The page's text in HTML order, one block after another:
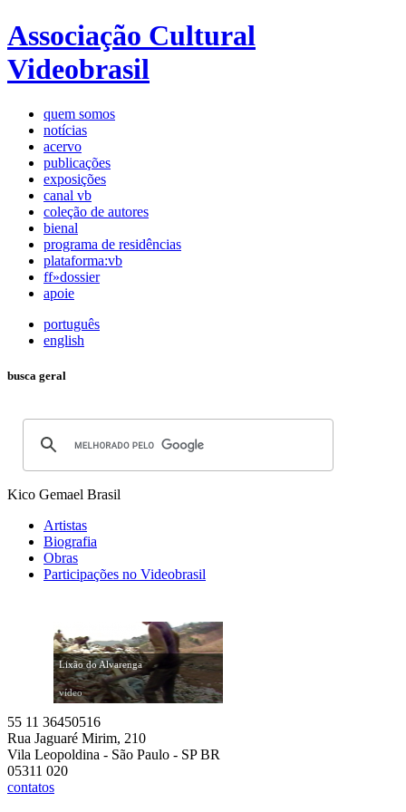
Associação Cultural
Videobrasil
quem somos
notícias
acervo
publicações
exposições
canal vb
coleção de autores
bienal
programa de residências
plataforma:vb
ff»dossier
apoie
português
english
busca geral
Kico Gemael Brasil
Artistas
Biografia
Obras
Participações no Videobrasil
Lixão do Alvarenga
vídeo
55 11 36450516
Rua Jaguaré Mirim, 210
Vila Leopoldina - São Paulo - SP BR
05311 020
contatos